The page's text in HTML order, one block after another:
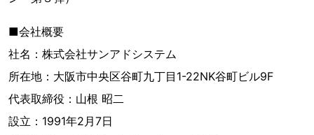
■会社概要
社名：株式会社サンアドシステム
所在地：大阪市中央区谷町九丁目1-22NK谷町ビル9F
代表取締役：山根 昭二
設立：1991年2月7日